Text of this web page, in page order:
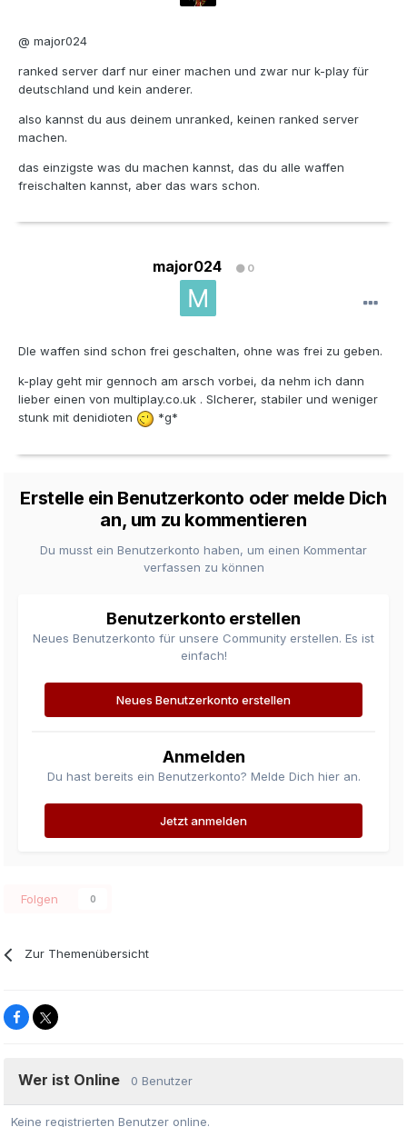
@ major024
ranked server darf nur einer machen und zwar nur k-play für
deutschland und kein anderer.
also kannst du aus deinem unranked, keinen ranked server
machen.
das einzigste was du machen kannst, das du alle waffen
freischalten kannst, aber das wars schon.
major024 0
DIe waffen sind schon frei geschalten, ohne was frei zu geben.
k-play geht mir gennoch am arsch vorbei, da nehm ich dann
lieber einen von multiplay.co.uk . SIcherer, stabiler und weniger
stunk mit denidioten
*g*
Erstelle ein Benutzerkonto oder melde Dich
an, um zu kommentieren
Du musst ein Benutzerkonto haben, um einen Kommentar
verfassen zu können
Benutzerkonto erstellen
Neues Benutzerkonto für unsere Community erstellen. Es ist
einfach!
Neues Benutzerkonto erstellen
Anmelden
Du hast bereits ein Benutzerkonto? Melde Dich hier an.
Jetzt anmelden
Folgen 0
Zur Themenübersicht
Wer ist Online 0 Benutzer
Keine registrierten Benutzer online.